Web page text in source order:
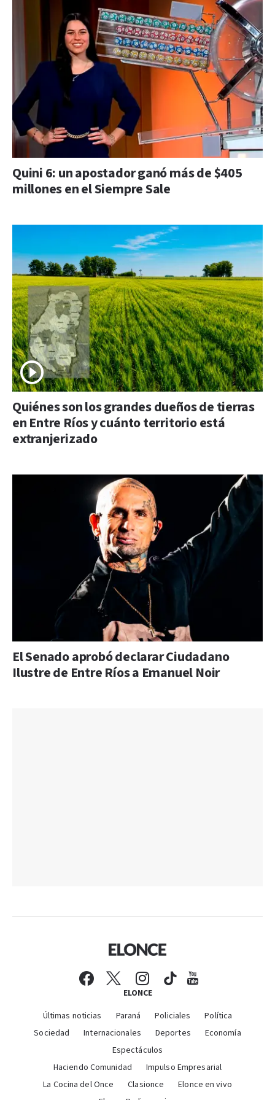
Quini 6: un apostador ganó más de $405
millones en el Siempre Sale
Quiénes son los grandes dueños de tierras
en Entre Ríos y cuánto territorio está
extranjerizado
El Senado aprobó declarar Ciudadano
Ilustre de Entre Ríos a Emanuel Noir
ELONCE
Últimas noticias Paraná Policiales
Política
Sociedad
Internacionales Deportes
Economía
Espectáculos
Haciendo Comunidad
Impulso Empresarial
La Cocina del Once
Clasionce
Elonce en vivo